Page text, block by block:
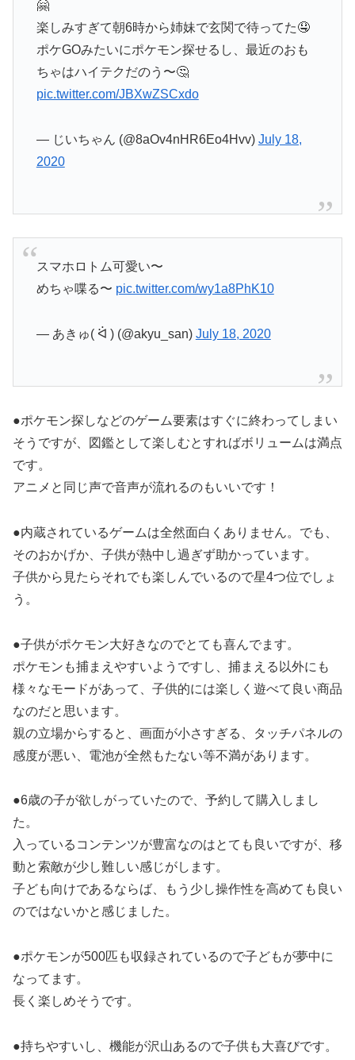
🤗
楽しみすぎて朝6時から姉妹で玄関で待ってた🤤
ポケGOみたいにポケモン探せるし、最近のおも
ちゃはハイテクだのう〜🤔
pic.twitter.com/JBXwZSCxdo
— じいちゃん (@8aOv4nHR6Eo4Hvv) July 18,
2020
スマホロトム可愛い〜
めちゃ喋る〜 pic.twitter.com/wy1a8PhK10
— あきゅ( ᐛ ) (@akyu_san) July 18, 2020
●ポケモン探しなどのゲーム要素はすぐに終わってしまい
そうですが、図鑑として楽しむとすればボリュームは満点
です。
アニメと同じ声で音声が流れるのもいいです！
●内蔵されているゲームは全然面白くありません。でも、
そのおかげか、子供が熱中し過ぎず助かっています。
子供から見たらそれでも楽しんでいるので星4つ位でしょ
う。
●子供がポケモン大好きなのでとても喜んでます。
ポケモンも捕まえやすいようですし、捕まえる以外にも
様々なモードがあって、子供的には楽しく遊べて良い商品
なのだと思います。
親の立場からすると、画面が小さすぎる、タッチパネルの
感度が悪い、電池が全然もたない等不満があります。
●6歳の子が欲しがっていたので、予約して購入しまし
た。
入っているコンテンツが豊富なのはとても良いですが、移
動と索敵が少し難しい感じがします。
子ども向けであるならば、もう少し操作性を高めても良い
のではないかと感じました。
●ポケモンが500匹も収録されているので子どもが夢中に
なってます。
長く楽しめそうです。
●持ちやすいし、機能が沢山あるので子供も大喜びです。